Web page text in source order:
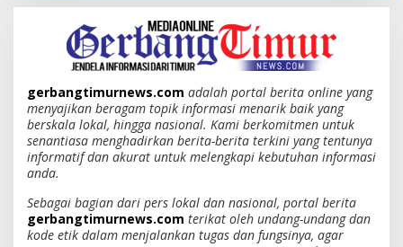
gerbangtimurnews.com adalah portal berita online yang
menyajikan beragam topik informasi menarik baik yang
berskala lokal, hingga nasional. Kami berkomitmen untuk
senantiasa menghadirkan berita-berita terkini yang tentunya
informatif dan akurat untuk melengkapi kebutuhan informasi
anda.
Sebagai bagian dari pers lokal dan nasional, portal berita
gerbangtimurnews.com terikat oleh undang-undang dan
kode etik dalam menjalankan tugas dan fungsinya, agar